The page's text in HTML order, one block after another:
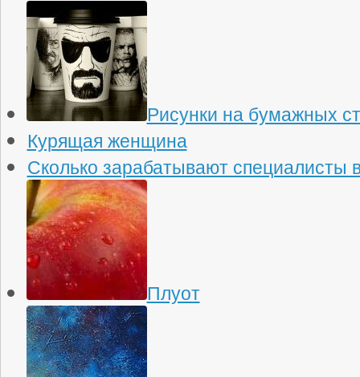
Рисунки на бумажных
Курящая женщина
Сколько зарабатывают специалисты
Плуот